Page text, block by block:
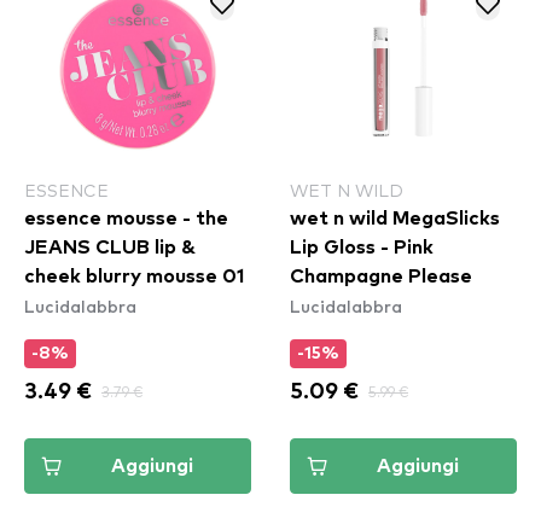
ESSENCE
essence mousse - the
JEANS CLUB lip &
cheek blurry mousse 01
Lucidalabbra
-8%
3.49 € 3.79 €
Aggiungi
WET N WILD
wet n wild MegaSlicks
Lip Gloss - Pink
Champagne Please
Lucidalabbra
-15%
5.09 € 5.99 €
Aggiungi